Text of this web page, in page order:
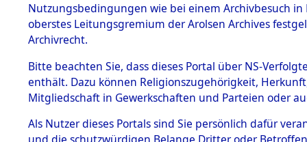
BESTÄNDE
1.
mente
von
Nutzungsbedingungen wie bei einem Archivbesuch
oberstes Leitungsgremium der Arolsen Archives
Archivrecht.
Bitte beachten Sie, dass dieses Portal über NS-
enthält. Dazu können Religionszugehörigkeit,
Mitgliedschaft in Gewerkschaften und Parteien oder
Als Nutzer dieses Portals sind Sie persönlich dafür